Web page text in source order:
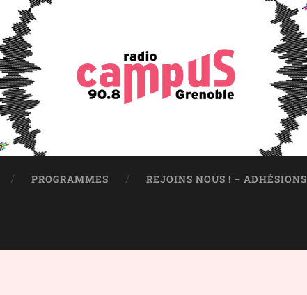
PROGRAMMES REJOINS NOUS ! – ADHÉSIONS